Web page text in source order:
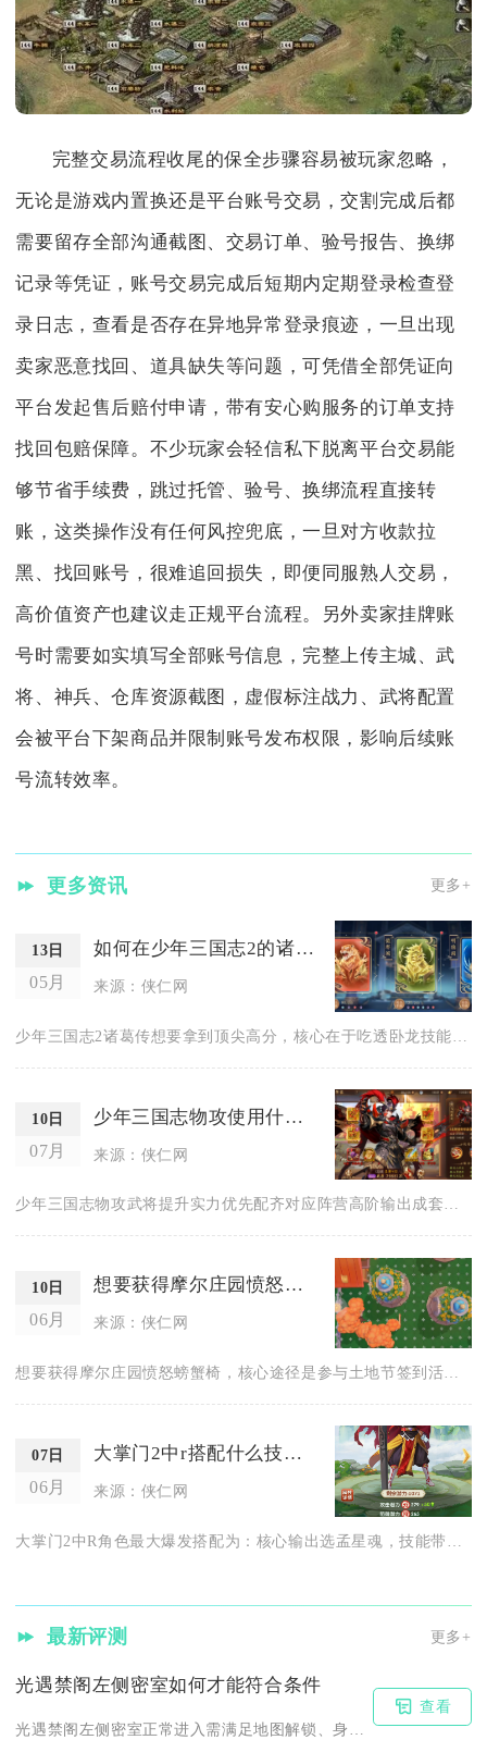
完整交易流程收尾的保全步骤容易被玩家忽略，
无论是游戏内置换还是平台账号交易，交割完成后都
需要留存全部沟通截图、交易订单、验号报告、换绑
记录等凭证，账号交易完成后短期内定期登录检查登
录日志，查看是否存在异地异常登录痕迹，一旦出现
卖家恶意找回、道具缺失等问题，可凭借全部凭证向
平台发起售后赔付申请，带有安心购服务的订单支持
找回包赔保障。不少玩家会轻信私下脱离平台交易能
够节省手续费，跳过托管、验号、换绑流程直接转
账，这类操作没有任何风控兜底，一旦对方收款拉
黑、找回账号，很难追回损失，即便同服熟人交易，
高价值资产也建议走正规平台流程。另外卖家挂牌账
号时需要如实填写全部账号信息，完整上传主城、武
将、神兵、仓库资源截图，虚假标注战力、武将配置
会被平台下架商品并限制账号发布权限，影响后续账
号流转效率。
更多资讯 更多+
13日
05月
如何在少年三国志2的诸葛传中获得高分
来源：侠仁网
10日
07月
少年三国志物攻使用什么装备能够提升实力
来源：侠仁网
少年三国志物攻武将提升实力优先配齐对应阵营高阶输出成套装备，...
10日
06月
想要获得摩尔庄园愤怒螃蟹椅该怎么办
来源：侠仁网
07日
06月
大掌门2中r搭配什么技能可以产生最大爆发
来源：侠仁网
最新评测 更多+
光遇禁阁左侧密室如何才能符合条件
光遇禁阁左侧密室正常进入需满足地图解锁、身份道具、路线定位三...
查看